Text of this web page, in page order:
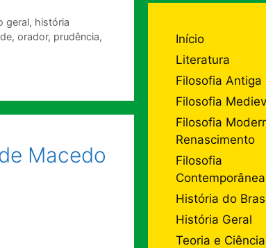
geral, história
, orador, prudência,
Macedo
Início
Literatura
Filosofia Antiga
Filosofia
Filosofia
Renascimento
Filosofia
Contemporânea
História do
História Geral
Teoria e